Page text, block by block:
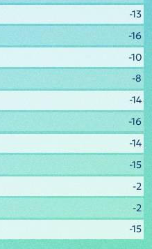
-13
-16
-10
-8
-14
-16
-14
-15
-2
-2
-15